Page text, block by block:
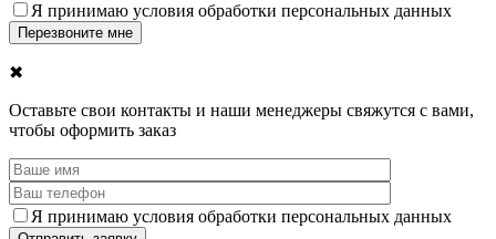
Я принимаю условия обработки персональных данных
✖
Оставьте свои контакты и наши менеджеры свяжутся с вами,
чтобы оформить заказ
Я принимаю условия обработки персональных данных